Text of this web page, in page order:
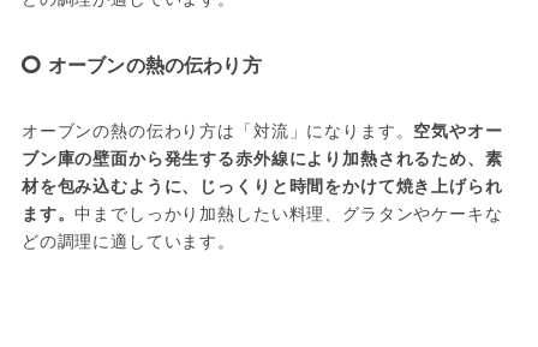
オーブンの熱の伝わり方
オーブンの熱の伝わり方は「対流」になります。 空気やオー
ブン庫の壁面から発生する赤外線により加熱されるため、素
材を包み込むように、じっくりと時間をかけて焼き上げられ
ます。中までしっかり加熱したい料理、グラタンやケーキな
どの調理に適しています。